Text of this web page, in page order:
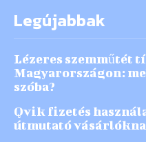
Legújabbak
Lézeres szemműtét
Magyarországon:
szóba?
Qvik fizetés
útmutató